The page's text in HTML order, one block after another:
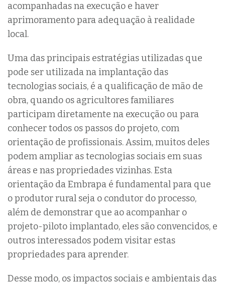
acompanhadas na execução e haver
aprimoramento para adequação à realidade
local.
Uma das principais estratégias utilizadas que
pode ser utilizada na implantação das
tecnologias sociais, é a qualificação de mão de
obra, quando os agricultores familiares
participam diretamente na execução ou para
conhecer todos os passos do projeto, com
orientação de profissionais. Assim, muitos deles
podem ampliar as tecnologias sociais em suas
áreas e nas propriedades vizinhas. Esta
orientação da Embrapa é fundamental para que
o produtor rural seja o condutor do processo,
além de demonstrar que ao acompanhar o
projeto-piloto implantado, eles são convencidos, e
outros interessados podem visitar estas
propriedades para aprender.
Desse modo, os impactos sociais e ambientais das